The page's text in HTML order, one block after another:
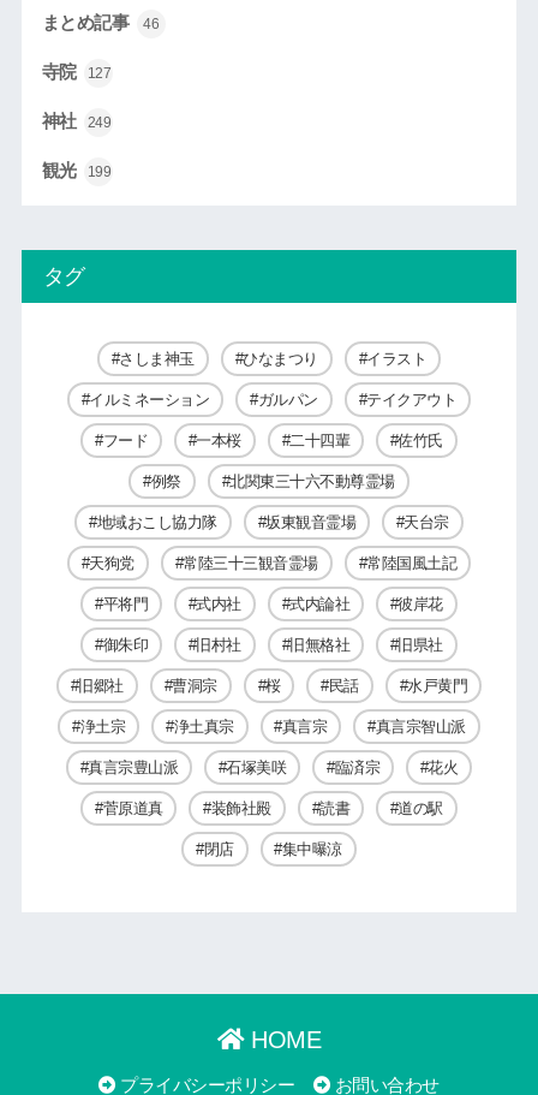
まとめ記事 46
寺院 127
神社 249
観光 199
タグ
さしま神玉 ひなまつり イラスト
イルミネーション ガルパン テイクアウト
フード 一本桜 二十四輩 佐竹氏
例祭 北関東三十六不動尊霊場
地域おこし協力隊 坂東観音霊場 天台宗
天狗党 常陸三十三観音霊場 常陸国風土記
平将門 式内社 式内論社 彼岸花
御朱印 旧村社 旧無格社 旧県社
旧郷社 曹洞宗 桜 民話 水戸黄門
浄土宗 浄土真宗 真言宗 真言宗智山派
真言宗豊山派 石塚美咲 臨済宗 花火
菅原道真 装飾社殿 読書 道の駅
閉店 集中曝涼
HOME
プライバシーポリシー お問い合わせ